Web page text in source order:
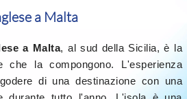
a Malta
a Malta, al sud della Sicilia, è la
che la compongono. L'esperienza
di una destinazione con una